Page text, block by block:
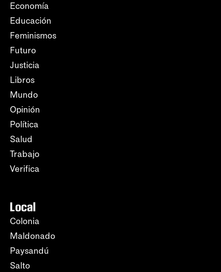
Economía
Educación
Feminismos
Futuro
Justicia
Libros
Mundo
Opinión
Política
Salud
Trabajo
Verifica
Local
Colonia
Maldonado
Paysandú
Salto